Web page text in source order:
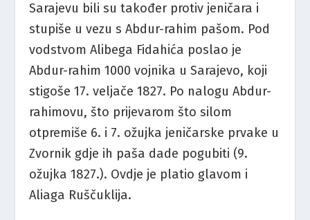
Sarajevu bili su također protiv jeničara i
stupiše u vezu s Abdur-rahim pašom. Pod
vodstvom Alibega Fidahića poslao je
Abdur-rahim 1000 vojnika u Sarajevo, koji
stigoše 17. veljače 1827. Po nalogu Abdur-
rahimovu, što prijevarom što silom
otpremiše 6. i 7. ožujka jeničarske prvake u
Zvornik gdje ih paša dade pogubiti (9.
ožujka 1827.). Ovdje je platio glavom i
Aliaga Ruščuklija.